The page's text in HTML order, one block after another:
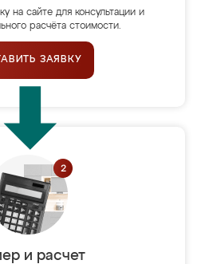
на сайте для консультации и
расчёта стоимости.
ЗАЯВКУ
и расчет